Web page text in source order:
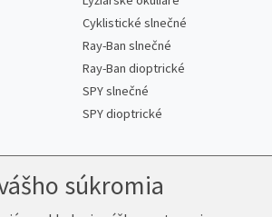
Cyklistické slnečné
Ray-Ban slnečné
Ray-Ban dioptrické
SPY slnečné
SPY dioptrické
súkromia